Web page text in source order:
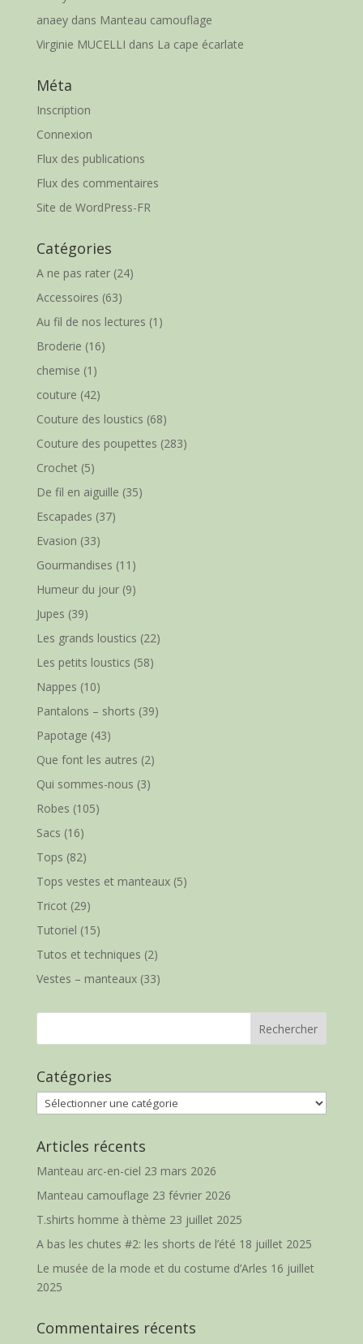
anaeydans Manteau camouflage
Virginie MUCELLI dans La cape écarlate
Méta
Inscription
Connexion
Flux des publications
Flux des commentaires
Site de WordPress-FR
Catégories
A ne pas rater(24)
Accessoires (63)
Au fil de nos lectures (1)
Broderie (16)
chemise (1)
couture (42)
Couture des loustics (68)
Couture des poupettes (283)
Crochet(5)
De fil en aiguille (35)
Escapades (37)
Evasion (33)
Gourmandises (11)
Humeur du jour(9)
Jupes (39)
Les grands loustics (22)
Les petits loustics (58)
Nappes (10)
Pantalons – shorts (39)
Papotage (43)
Que font les autres (2)
Qui sommes-nous (3)
Robes (105)
Sacs (16)
Tops (82)
Tops vestes et manteaux(5)
Tricot(29)
Tutoriel (15)
Tutos et techniques (2)
Vestes – manteaux(33)
Catégories
Catégories
Articles récents
Manteau arc-en-ciel 23 mars 2026
Manteau camouflage 23 février 2026
T.shirts homme à thème 23 juillet 2025
A bas les chutes #2: les shorts de l’été 18 juillet 2025
Le musée de la mode et du costume d’Arles 16 juillet
2025
Commentaires récents